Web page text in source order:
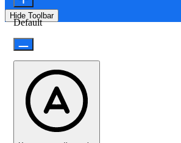
Hide Toolbar
Default